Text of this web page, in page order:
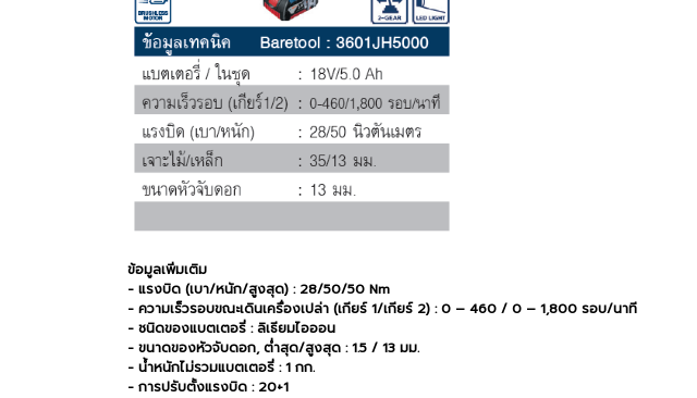
ข้อมูลเพิ่มเติม
- แรงบิด (เบา/หนัก/สูงสุด) : 28/50/50 Nm
- ความเร็วรอบขณะเดินเครื่องเปล่า (เกียร์ 1/เกียร์ 2) : 0 – 460 / 0 – 1,800 รอบ/นาที
- ชนิดของแบตเตอรี่ : ลิเธียมไอออน
- ขนาดของหัวจับดอก, ต่ำสุด/สูงสุด : 1.5 / 13 มม.
- น้ำหนักไม่รวมแบตเตอรี่ : 1 กก.
- การปรับตั้งแรงบิด : 20+1